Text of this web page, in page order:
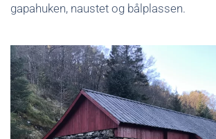
gapahuken, naustet og bålplassen.